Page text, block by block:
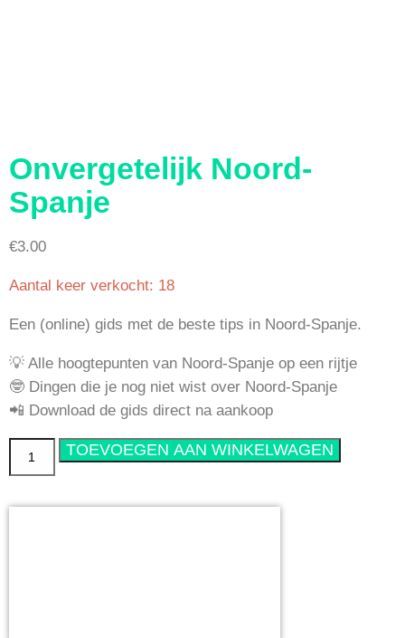
Onvergetelijk Noord-
Spanje
€3.00
Aantal keer verkocht: 18
Een (online) gids met de beste tips in Noord-Spanje.
💡 Alle hoogtepunten van Noord-Spanje op een rijtje
🤓 Dingen die je nog niet wist over Noord-Spanje
📲 Download de gids direct na aankoop
Onvergetelijk
Noord-
TOEVOEGEN AAN WINKELWAGEN